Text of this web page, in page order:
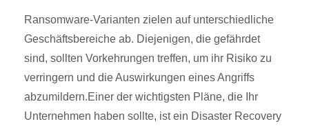
Ransomware-Varianten zielen auf unterschiedliche
Geschäftsbereiche ab. Diejenigen, die gefährdet
sind, sollten Vorkehrungen treffen, um ihr Risiko zu
verringern und die Auswirkungen eines Angriffs
abzumildern.Einer der wichtigsten Pläne, die Ihr
Unternehmen haben sollte, ist ein Disaster Recovery